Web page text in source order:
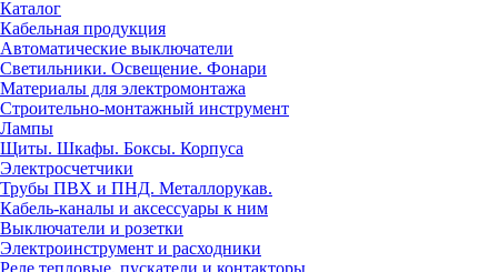
Каталог
Кабельная продукция
Автоматические выключатели
Светильники. Освещение. Фонари
Материалы для электромонтажа
Строительно-монтажный инструмент
Лампы
Щиты. Шкафы. Боксы. Корпуса
Электросчетчики
Трубы ПВХ и ПНД. Металлорукав.
Кабель-каналы и аксессуары к ним
Выключатели и розетки
Электроинструмент и расходники
Реле тепловые, пускатели и контакторы